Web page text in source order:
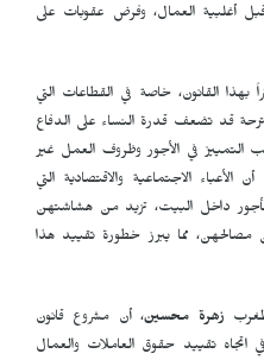
أغلبية العمال، وفرض عقوبات على
بهذا القانون، خاصة في القطاعات التي
قد تضعف قدرة النساء على الدفاع
في الأجور وظروف العمل غير
الأعباء الاجتماعية والاقتصادية التي
داخل البيت، تزيد من هشاشتهن
مصالحهن، مما يبرز خطورة تقييد هذا
زهرة محسين، أن مشروع قانون
اتجاه تقييد حقوق العاملات والعمال